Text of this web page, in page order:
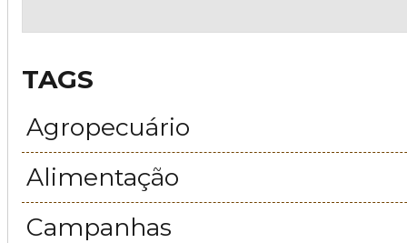
TAGS
Agropecuário
Alimentação
Campanhas